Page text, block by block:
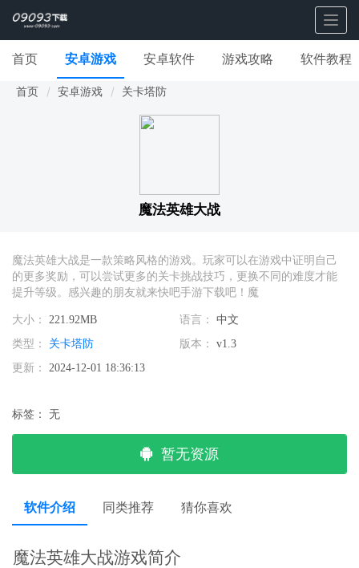
首页 安卓游戏 安卓软件 游戏攻略 软件教程
首页 安卓游戏 关卡塔防
魔法英雄大战
魔法英雄大战是一款策略风格的游戏。玩家可以在游戏中证明自己
的更多奖励，可以尝试更多的关卡挑战技巧，更换不同的难度才能
提升等级。感兴趣的朋友就来快吧手游下载吧！魔
大小： 221.92MB 语言：
中文
类型：
关卡塔防 版本：
v1.3
更新：
2024-12-01 18:36:13
标签： 无
暂无资源
软件介绍 同类推荐 猜你喜欢
魔法英雄大战游戏简介